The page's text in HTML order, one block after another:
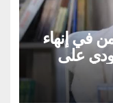
في إنهاء
على